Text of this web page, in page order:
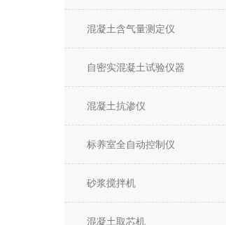
混凝土含气量测定仪
自密实混凝土试验仪器
混凝土抗渗仪
标养室全自动控制仪
砂浆搅拌机
混凝土取芯机